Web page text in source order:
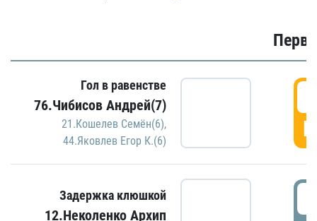
Гол в равенстве
76.Чибисов Андрей(7)
21.Кошелев Семён(6),
44.Яковлев Егор К.(6)
Задержка клюшкой
12.Неколенко Архип